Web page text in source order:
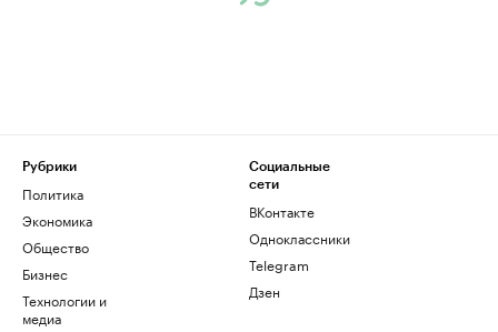
Рубрики
Политика
Экономика
Общество
Бизнес
Технологии и
медиа
Социальные
сети
ВКонтакте
Одноклассники
Telegram
Дзен